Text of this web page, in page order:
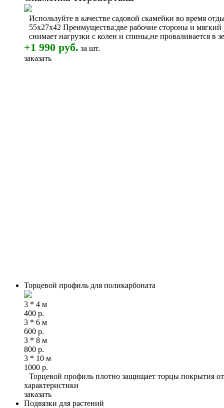
Используйте в качестве садовой скамейки во время
55х27х42 Преимущества:две рабочие стороны и
снимает нагрузки с колен и спины,не проваливается в
+1 990 руб. за шт.
заказать
Торцевой профиль для поликарбоната
3 * 4 м
400 р.
3 * 6 м
600 р.
3 * 8 м
800 р.
3 * 10 м
1000 р.
Торцевой профиль плотно защищает торцы покрытия
характеристики
заказать
Подвязки для растений